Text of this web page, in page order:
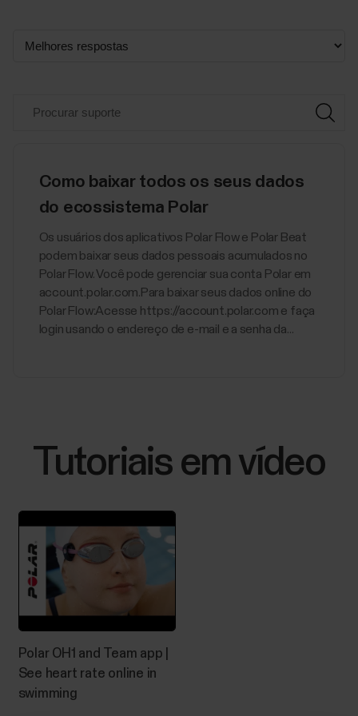
Como baixar todos os seus dados
do ecossistema Polar
Os usuários dos aplicativos Polar Flow e Polar Beat
podem baixar seus dados pessoais acumulados no
Polar Flow. Você pode gerenciar sua conta Polar em
account.polar.com.Para baixar seus dados online do
Polar Flow:Acesse https://account.polar.com e faça
login usando o endereço de e-mail e a senha da...
Tutoriais em vídeo
Polar OH1 and Team app |
See heart rate online in
swimming